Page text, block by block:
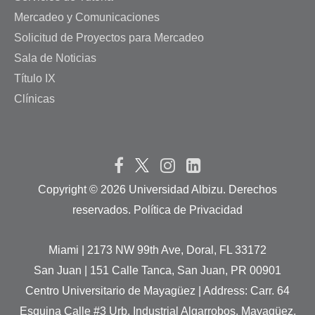
Mercadeo y Comunicaciones
Solicitud de Proyectos para Mercadeo
Sala de Noticias
Título IX
Clínicas
Copyright © 2026 Universidad Albizu. Derechos
reservados. Política de Privacidad
Miami | 2173 NW 99th Ave, Doral, FL 33172
San Juan | 151 Calle Tanca, San Juan, PR 00901
Centro Universitario de Mayagüez | Address: Carr. 64
Esquina Calle #3 Urb. Industrial Algarrobos, Mayagüez,